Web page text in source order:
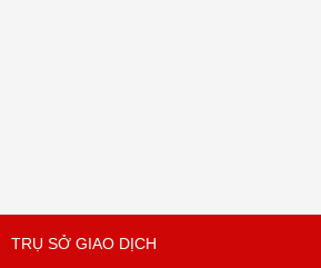
TRỤ SỞ GIAO DỊCH